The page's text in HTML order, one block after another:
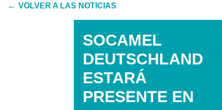
VOLVER A LAS NOTICIAS
SOCAMEL
DEUTSCHLAND
ESTARÁ
PRESENTE EN